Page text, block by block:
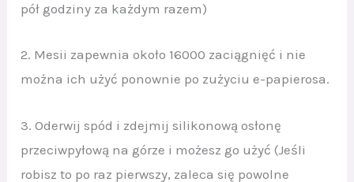
pół godziny za każdym razem)
2. Mesii zapewnia około 16000 zaciągnięć i nie
można ich użyć ponownie po zużyciu e-papierosa.
3. Oderwij spód i zdejmij silikonową osłonę
przeciwpyłową na górze i możesz go użyć (Jeśli
robisz to po raz pierwszy, zaleca się powolne